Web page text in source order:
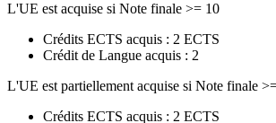
L'UE est acquise si Note finale >= 10
Crédits ECTS acquis : 2 ECTS
Crédit de Langue acquis : 2
L'UE est partiellement acquise si Note finale
Crédits ECTS acquis : 2 ECTS